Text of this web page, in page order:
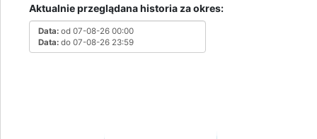
Godziny: 1-168, Dni: 1-30, Miesiące: 1 - 2
Aktualnie przeglądana historia za okres:
Data: od 07-08-26 00:00
Data: do 07-08-26 23:59